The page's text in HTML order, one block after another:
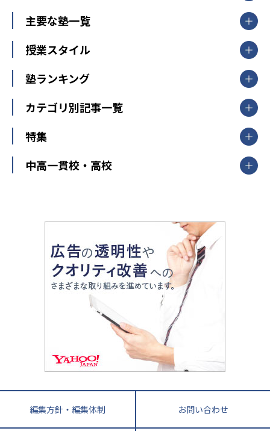
北海道・東北
山形県
福島県
関東
東京都
神奈川県
茨城県
栃木県
群馬県
新潟県
中部
愛知県
静岡県
長野県
大阪府
兵庫県 京都府 奈良県
和歌山県
鳥取県
島根県 岡山県 広島県
香川県
高知県
長崎県 熊本県
鹿児島県 沖縄県
主要な塾一覧
【掲載塾一覧を見る】
東京個別指導学院
明光義塾
個別教室のトライ
武田塾
授業スタイル
個別指導
オンライン指導
塾ランキング
中学受験ランキング
カテゴリ別記事一覧
中学受験
大学受験
教育全般
中学受験に熱心な市区町村ランキング
小学校受験
家庭教師
特集
開成番長直伝！子どもの受験を成功させる方法
運動と遊びを考える
情報Ⅰ、数学が苦手な人注目！最短距離の学力
アップ法
悩み多き「大学受験」相談室
英語・英会話・英検対策
小学校教師が解説！中学受験のリアル
教育ジャーナリストが徹底解説！ 大学受験の羅
中高一貫校・高校
大学入試改革
ママテクエグザム
進化する中高一貫校・高校
編集方針・編集体制 お問い合わせ